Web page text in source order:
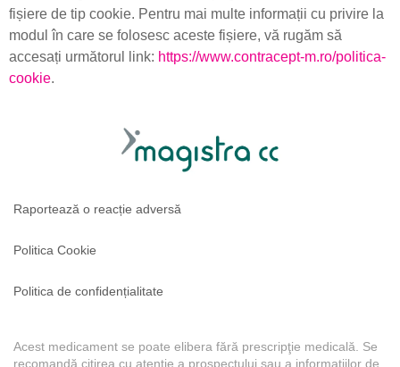
fișiere de tip cookie. Pentru mai multe informații cu privire la
modul în care se folosesc aceste fișiere, vă rugăm să
accesați următorul link: https://www.contracept-m.ro/politica-
cookie.
Raportează o reacție adversă
Politica Cookie
Politica de confidențialitate
Acest medicament se poate elibera fără prescripţie medicală. Se
recomandă citirea cu atenţie a prospectului sau a informaţiilor de